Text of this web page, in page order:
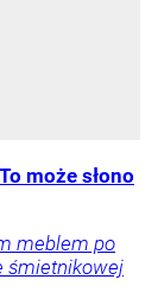
może słono
meblem po
śmietnikowej